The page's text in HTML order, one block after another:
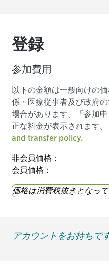
登録
参加費用
以下の金額は一般向けの
係・医療従事者及び政府
場合があります。「参加
正な料金が表示されます。
and transfer policy.
非会員価格：
会員価格：
価格は消費税抜きとなって
アカウントをお持ちで